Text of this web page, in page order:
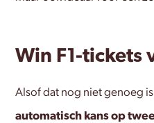
Win F1-tickets
Alsof dat nog niet genoeg
automatisch kans op